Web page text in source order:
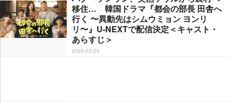
移住… 韓国ドラマ『都会の部長 田舎へ
行く 〜異動先はシムウミョン ヨンリ
リ〜』U-NEXTで配信決定＜キャスト・
あらすじ＞
2026-03-25